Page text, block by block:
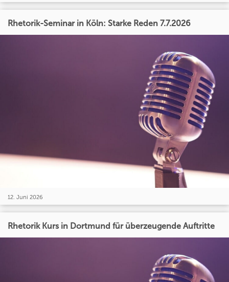
Rhetorik-Seminar in Köln: Starke Reden 7.7.2026
12. Juni 2026
Rhetorik Kurs in Dortmund für überzeugende Auftritte